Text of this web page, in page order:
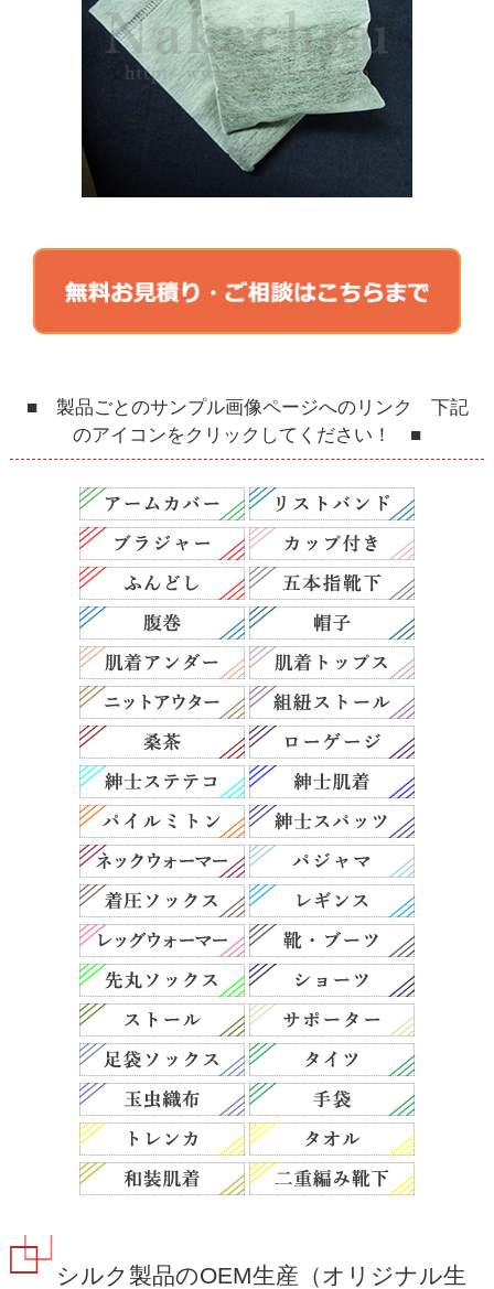
■ 製品ごとのサンプル画像ページへのリンク 下記
のアイコンをクリックしてください！ ■
シルク製品のOEM生産（オリジナル生